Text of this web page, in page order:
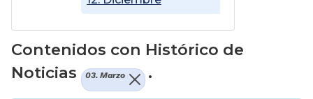
Contenidos con Histórico de
Noticias
03. Marzo .